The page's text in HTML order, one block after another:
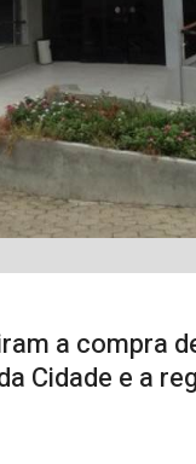
a compra
Cidade e a